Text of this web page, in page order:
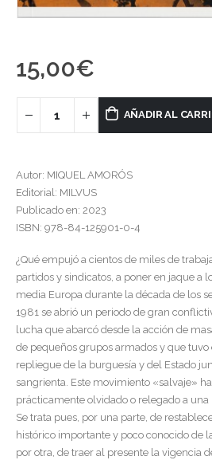
15,00€
AÑADIR AL
Autor: MIQUEL AMORÓS
Editorial: MILVUS
Publicado en: 2023
ISBN: 978-84-125901-0-4
¿Qué empujó a cientos de miles de
partidos y sindicatos, a poner en jaque a
media Europa durante la década de los
1981 se abrió un periodo de gran
lucha que abarcó desde la acción de
de pequeños grupos armados y que tuvo
repliegue de la burguesía y del Estado
sangrienta. Este movimiento «salvaje»
prácticamente olvidado o relegado a una
Se trata pues, por una parte, de
histórico importante y poco conocido de
por otra, de traer al presente la vigencia